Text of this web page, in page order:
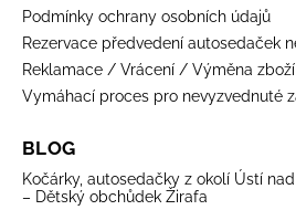
Podmínky ochrany osobních údajů
Rezervace předvedení autosedaček
Reklamace / Vrácení / Výměna zboží
Vymáhací proces pro nevyzvednuté
BLOG
Kočárky, autosedačky z okolí Ústí
– Dětský obchůdek Žirafa